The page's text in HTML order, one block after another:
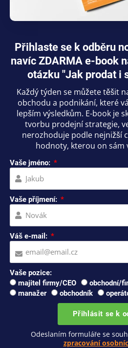
Přihlaste se k odběru
navíc ZDARMA e-book
otázku "Jak prodat i
Každý týden se můžete těšit
obchodu a podnikání, které
lepším výsledkům. E-book je
tvorbu prodejní strategie,
nerozhoduje podle nejnižší
hodnoty, kterou on sám
Vaše jméno:
Vaše příjmení:
Váš e-mail:
Vaše pozice:
majitel firmy/CEO
obchodní/
manažer
obchodník
Přihlásit se k
Odeslaním formuláře se
zpracování